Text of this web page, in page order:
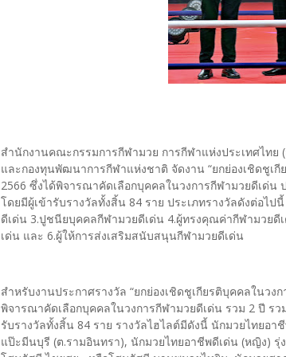
สำนักงานคณะกรรมการกีฬามวย การกีฬาแห่งประเทศไทย
และกองทุนพัฒนาการกีฬาแห่งชาติ จัดงาน “ยกย่องเชิดชูเ
2566 ซึ่งได้พิจารณาคัดเลือกบุคคลในวงการกีฬามวยดีเด่น
โดยมีผู้เข้ารับรางวัลทั้งสิ้น 84 ราย ประเภทรางวัลดังต่อไ
ดีเด่น 3.ปูชนียบุคคลกีฬามวยดีเด่น 4.ผู้ทรงคุณค่ากีฬามวยดี
เด่น และ 6.ผู้ให้การส่งเสริมสนับสนุนกีฬามวยดีเด่น
สำหรับงานประกาศรางวัล “ยกย่องเชิดชูเกียรติบุคคลในวง
พิจารณาคัดเลือกบุคคลในวงการกีฬามวยดีเด่น รวม 2 ปี ร
รับรางวัลทั้งสิ้น 84 ราย รางวัลไฮไลต์มีดังนี้ นักมวยไทยอ
แป๊ะมีนบุรี (ต.รามอินทรา), นักมวยไทยอาชีพดีเด่น (หญิง) รุ่